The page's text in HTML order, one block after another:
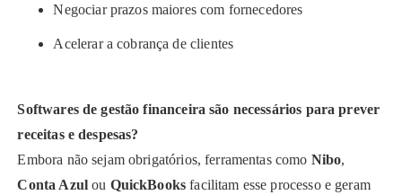
Negociar prazos maiores com fornecedores
Acelerar a cobrança de clientes
Softwares de gestão financeira são necessários para prever
receitas e despesas?
Embora não sejam obrigatórios, ferramentas como Nibo,
Conta Azulou QuickBooks facilitam esse processo e geram